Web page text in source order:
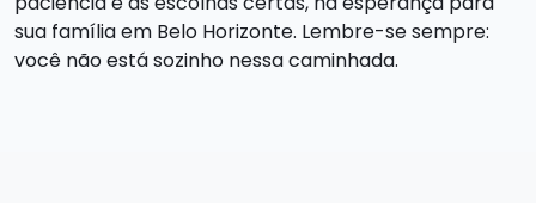
sua família em Belo Horizonte. Lembre-se sempre:
você não está sozinho nessa caminhada.